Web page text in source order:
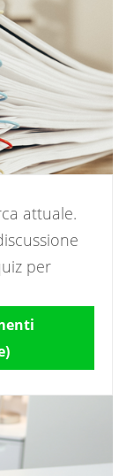
attuale.
per